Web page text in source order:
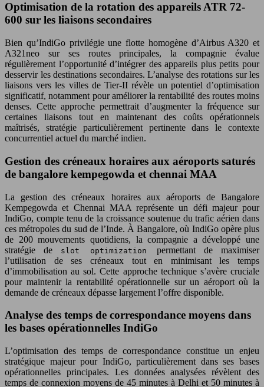
Optimisation de la rotation des appareils ATR 72-
600 sur les liaisons secondaires
Bien qu’IndiGo privilégie une flotte homogène d’Airbus A320 et
A321neo sur ses routes principales, la compagnie évalue
régulièrement l’opportunité d’intégrer des appareils plus petits pour
desservir les destinations secondaires. L’analyse des rotations sur les
liaisons vers les villes de Tier-II révèle un potentiel d’optimisation
significatif, notamment pour améliorer la rentabilité des routes moins
denses. Cette approche permettrait d’augmenter la fréquence sur
certaines liaisons tout en maintenant des coûts opérationnels
maîtrisés, stratégie particulièrement pertinente dans le contexte
concurrentiel actuel du marché indien.
Gestion des créneaux horaires aux aéroports saturés
de bangalore kempegowda et chennai MAA
La gestion des créneaux horaires aux aéroports de Bangalore
Kempegowda et Chennai MAA représente un défi majeur pour
IndiGo, compte tenu de la croissance soutenue du trafic aérien dans
ces métropoles du sud de l’Inde. À Bangalore, où IndiGo opère plus
de 200 mouvements quotidiens, la compagnie a développé une
stratégie de
slot optimizationpermettant de maximiser
l’utilisation de ses créneaux tout en minimisant les temps
d’immobilisation au sol. Cette approche technique s’avère cruciale
pour maintenir la rentabilité opérationnelle sur un aéroport où la
demande de créneaux dépasse largement l’offre disponible.
Analyse des temps de correspondance moyens dans
les bases opérationnelles IndiGo
L’optimisation des temps de correspondance constitue un enjeu
stratégique majeur pour IndiGo, particulièrement dans ses bases
opérationnelles principales. Les données analysées révèlent des
temps de connexion moyens de 45 minutes à Delhi et 50 minutes à